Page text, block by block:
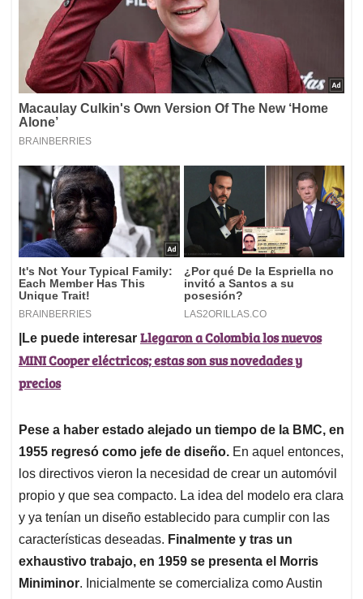
|Le puede interesar Llegaron a Colombia los nuevos
MINI Cooper eléctricos; estas son sus novedades y
precios
Pese a haber estado alejado un tiempo de la BMC, en
1955 regresó como jefe de diseño. En aquel entonces,
los directivos vieron la necesidad de crear un automóvil
propio y que sea compacto. La idea del modelo era clara
y ya tenían un diseño establecido para cumplir con las
características deseadas. Finalmente y tras un
exhaustivo trabajo, en 1959 se presenta el Morris
Miniminor. Inicialmente se comercializa como Austin